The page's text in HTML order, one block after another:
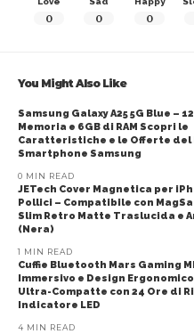
0 0 0
You Might Also Like
Samsung Galaxy A25 5G Blue –
Memoria e 6GB di RAM Scopri le
Caratteristiche e le Offerte del
Smartphone Samsung
0 MIN READ
JETech Cover Magnetica per
Pollici – Compatibile con
Slim Retro Matte Traslucida e
(Nera)
1 MIN READ
Cuffie Bluetooth Mars Gaming
Immersivo e Design
Ultra-Compatte con 24 Ore di
Indicatore LED
4 MIN READ